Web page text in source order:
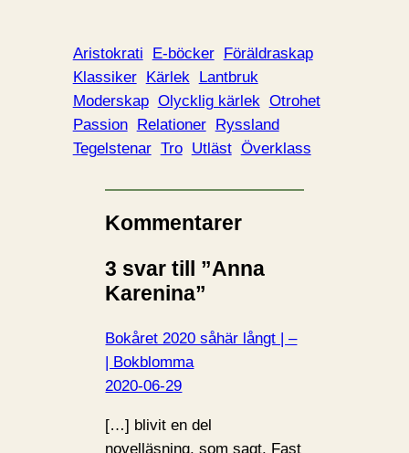
Aristokrati E-böcker Föräldraskap
Klassiker Kärlek Lantbruk
Moderskap Olycklig kärlek Otrohet
Passion Relationer Ryssland
Tegelstenar Tro Utläst Överklass
Kommentarer
3 svar till ”Anna
Karenina”
Bokåret 2020 såhär långt | –
| Bokblomma
2020-06-29
[…] blivit en del
novelläsning, som sagt. Fast